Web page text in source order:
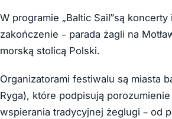
W programie „Baltic Sail”są
zakończenie – parada żagli na
morską stolicą Polski.
Organizatorami festiwalu są miasta
Ryga), które podpisują
wspierania tradycyjnej żeglugi – od